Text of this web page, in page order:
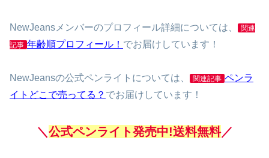
NewJeansメンバーのプロフィール詳細については、
関連
記事 年齢順プロフィール！ でお届けしています！
NewJeansの公式ペンライトについては、 関連記事 ペンラ
イトどこで売ってる？ でお届けしています！
＼公式ペンライト発売中!送料無料／